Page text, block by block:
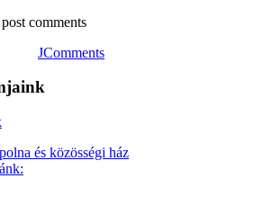
comments
JComments
és közösségi ház